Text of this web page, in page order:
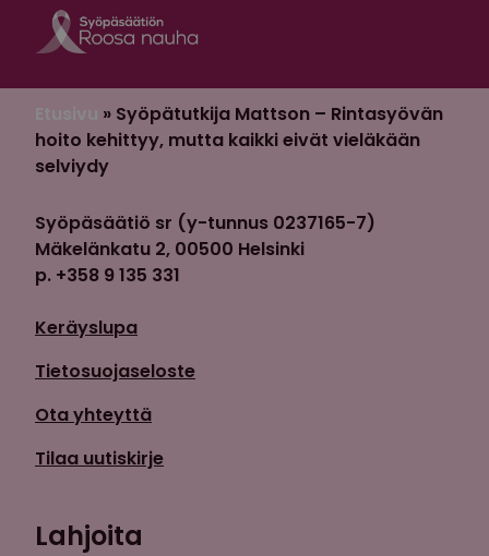
» Syöpätutkija Mattson – Rintasyövän
hoito kehittyy, mutta kaikki eivät vieläkään
selviydy
Syöpäsäätiö sr (y-tunnus 0237165-7)
Mäkelänkatu 2, 00500 Helsinki
p. +358 9 135 331
Keräyslupa
Tietosuojaseloste
Ota yhteyttä
Tilaa uutiskirje
Lahjoita